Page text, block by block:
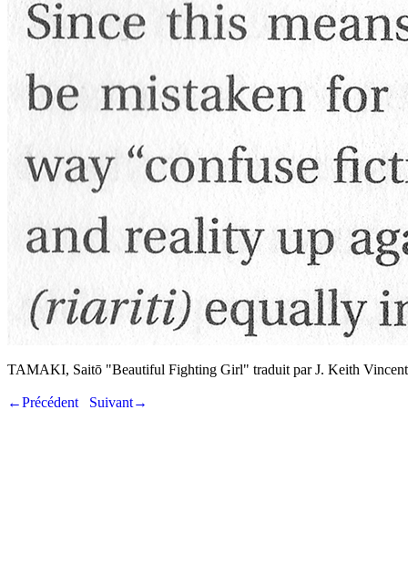
TAMAKI, Saitō "Beautiful Fighting Girl" traduit par J. Keith
←Précédent Suivant→